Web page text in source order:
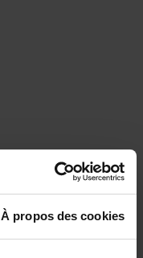
À propos des cookies